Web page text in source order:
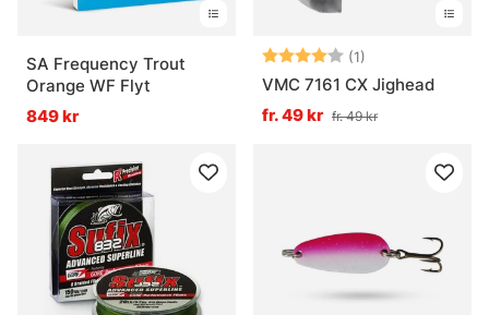
SA Frequency Trout
Orange WF Flyt
849 kr
Betyg: (1)
VMC 7161 CX Jighead
fr. 49 kr fr. 49 kr